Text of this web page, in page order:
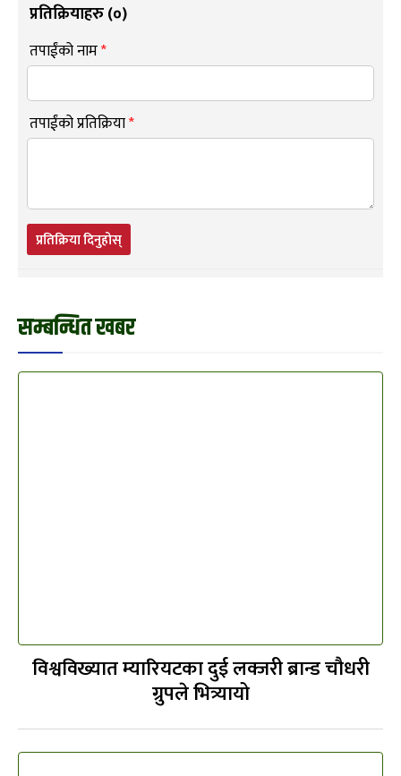
प्रतिक्रियाहरु (०)
तपाईंको नाम*
तपाईंको प्रतिक्रिया*
प्रतिक्रिया दिनुहोस्
सम्बन्धित खबर
विश्वविख्यात म्यारियटका दुई लक्जरी ब्रान्ड चौधरी
ग्रुपले भित्र्यायो